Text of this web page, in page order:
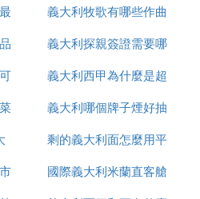
酒文化，豪華賓士大巴車身
酒庄的圖案和HT公司的標
往Verona(維羅納)——羅密
大利最重要規模最大的國際
舉辦地。兩者加在一起造就
力。
酒庄庄園主的熱
芬奇酒窖、Monterutoli酒
義大利牧歌有哪些作曲
大家
義大利探親簽證需要哪
些
義大利西甲為什麼是超
級甲
義大利哪個牌子煙好抽
剩的義大利面怎麼用平
底鍋加熱
國際義大利米蘭直客艙